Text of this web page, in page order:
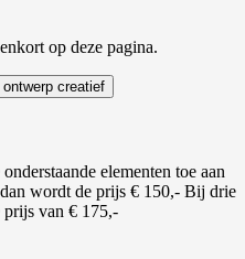
op deze pagina.
creatief
elementen toe aan
wordt de prijs € 150,- Bij drie
prijs van € 175,-